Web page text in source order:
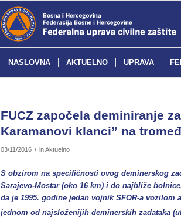
NASLOVNA AKTUELNO UPRAVA
FUCZ započela deminiranje
Karamanovi klanci” na
03/11/2016 / inAktuelno
S obzirom na specifičnosti ovog deminerskog
Sarajevo-Mostar (oko 16 km) i do najbliže
da je 1995. godine jedan vojnik SFOR-a
jednom od najsloženijih deminerskih zadataka